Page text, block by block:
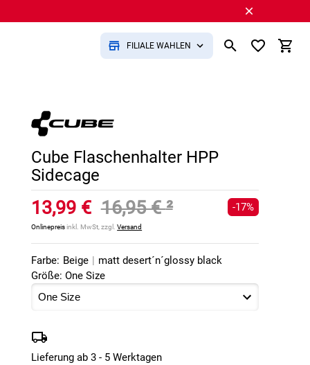
FILIALE WÄHLEN
Cube Flaschenhalter HPP
Sidecage
13,99 € 16,95 €²
Onlinepreisinkl. MwSt, zzgl.Versand
-17%
Farbe: Beige | matt desert´n´glossy black
Größe: One Size
Lieferung ab 3 - 5 Werktagen